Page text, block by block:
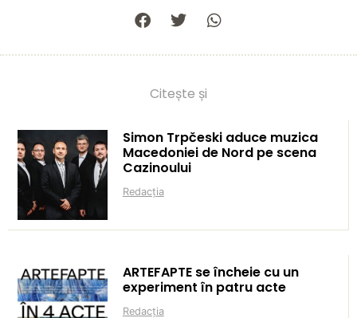
Citește și
Simon Trpčeski aduce muzica
Macedoniei de Nord pe scena
Cazinoului
Redacția
ARTEFAPTE se încheie cu un
experiment în patru acte
Redacția